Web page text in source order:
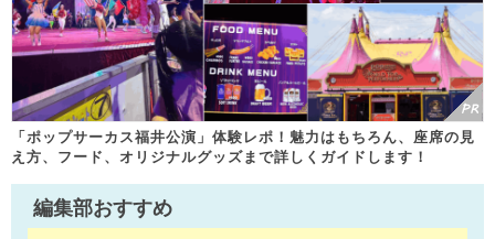
「ポップサーカス福井公演」体験レポ！魅力はもちろん、座席の見
え方、フード、オリジナルグッズまで詳しくガイドします！
編集部おすすめ